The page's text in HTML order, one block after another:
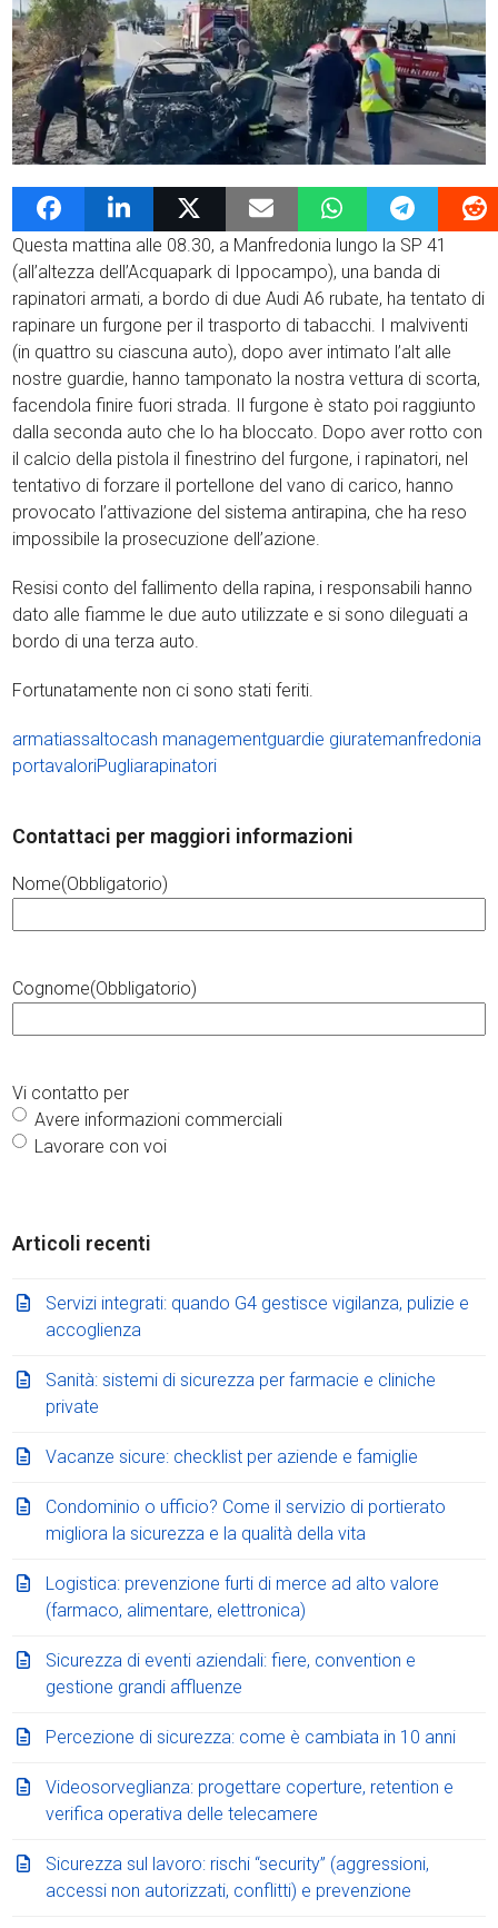
12 Ottobre 2020 admin News G4Vigilanza
Questa mattina alle 08.30, a Manfredonia lungo la SP 41
(all’altezza dell’Acquapark di Ippocampo), una banda di
rapinatori armati, a bordo di due Audi A6 rubate, ha tentato di
rapinare un furgone per il trasporto di tabacchi. I malviventi
(in quattro su ciascuna auto), dopo aver intimato l’alt alle
nostre guardie, hanno tamponato la nostra vettura di scorta,
facendola finire fuori strada. Il furgone è stato poi raggiunto
dalla seconda auto che lo ha bloccato. Dopo aver rotto con
il calcio della pistola il finestrino del furgone, i rapinatori, nel
tentativo di forzare il portellone del vano di carico, hanno
provocato l’attivazione del sistema antirapina, che ha reso
impossibile la prosecuzione dell’azione.
Resisi conto del fallimento della rapina, i responsabili hanno
dato alle fiamme le due auto utilizzate e si sono dileguati a
bordo di una terza auto.
Fortunatamente non ci sono stati feriti.
armatiassaltocash managementguardie giuratemanfredonia
portavaloriPugliarapinatori
Contattaci per maggiori informazioni
Nome(Obbligatorio)
Cognome(Obbligatorio)
Vi contatto per
Avere informazioni commerciali
Lavorare con voi
Articoli recenti
Servizi integrati: quando G4 gestisce vigilanza, pulizie e
accoglienza
Sanità: sistemi di sicurezza per farmacie e cliniche
private
Vacanze sicure: checklist per aziende e famiglie
Condominio o ufficio? Come il servizio di portierato
migliora la sicurezza e la qualità della vita
Logistica: prevenzione furti di merce ad alto valore
(farmaco, alimentare, elettronica)
Sicurezza di eventi aziendali: fiere, convention e
gestione grandi affluenze
Percezione di sicurezza: come è cambiata in 10 anni
Videosorveglianza: progettare coperture, retention e
verifica operativa delle telecamere
Sicurezza sul lavoro: rischi “security” (aggressioni,
accessi non autorizzati, conflitti) e prevenzione